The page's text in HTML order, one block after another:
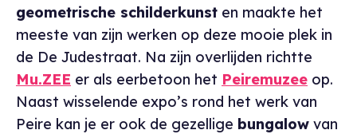
geometrische schilderkunst en maakte het
meeste van zijn werken op deze mooie plek in
de De Judestraat. Na zijn overlijden richtte
Mu.ZEE er als eerbetoon het Peiremuzee op.
Naast wisselende expo’s rond het werk van
Peire kan je er ook de gezellige bungalow van